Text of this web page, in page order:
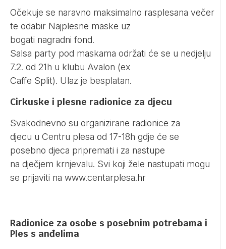
Očekuje se naravno maksimalno rasplesana večer
te odabir Najplesne maske uz
bogati nagradni fond.
Salsa party pod maskama održati će se u nedjelju
7.2. od 21h u klubu Avalon (ex
Caffe Split). Ulaz je besplatan.
Cirkuske i plesne radionice za djecu
Svakodnevno su organizirane radionice za
djecu u Centru plesa od 17-18h gdje će se
posebno djeca pripremati i za nastupe
na dječjem krnjevalu. Svi koji žele nastupati mogu
se prijaviti na www.centarplesa.hr
Radionice za osobe s posebnim potrebama i
Ples s anđelima